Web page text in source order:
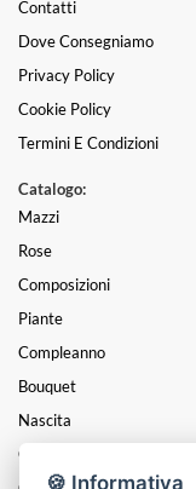
Contatti
Dove Consegniamo
Privacy Policy
Cookie Policy
Termini E Condizioni
Catalogo:
Mazzi
Rose
Composizioni
Piante
Compleanno
Bouquet
Nascita
Cuori
🍪 Informativa